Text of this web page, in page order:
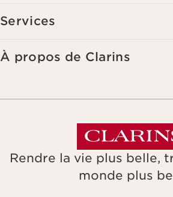
Services
À propos de Clarins
Rendre la vie plus belle,
monde plus